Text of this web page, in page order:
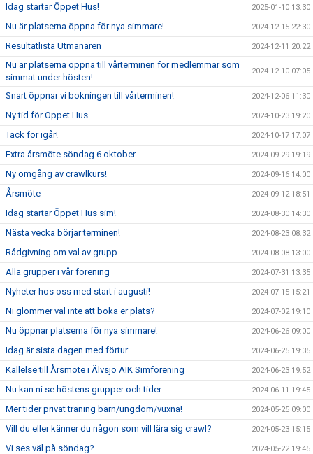
Idag startar Öppet Hus! 2025-01-10 13:30
Nu är platserna öppna för nya simmare! 2024-12-15 22:30
Resultatlista Utmanaren 2024-12-11 20:22
Nu är platserna öppna till vårterminen för medlemmar som
simmat under hösten!
2024-12-10 07:05
Snart öppnar vi bokningen till vårterminen! 2024-12-06 11:30
Ny tid för Öppet Hus 2024-10-23 19:20
Tack för igår! 2024-10-17 17:07
Extra årsmöte söndag 6 oktober 2024-09-29 19:19
Ny omgång av crawlkurs! 2024-09-16 14:00
Årsmöte 2024-09-12 18:51
Idag startar Öppet Hus sim! 2024-08-30 14:30
Nästa vecka börjar terminen! 2024-08-23 08:32
Rådgivning om val av grupp 2024-08-08 13:00
Alla grupper i vår förening 2024-07-31 13:35
Nyheter hos oss med start i augusti! 2024-07-15 15:21
Ni glömmer väl inte att boka er plats? 2024-07-02 19:10
Nu öppnar platserna för nya simmare! 2024-06-26 09:00
Idag är sista dagen med förtur 2024-06-25 19:35
Kallelse till Årsmöte i Älvsjö AIK Simförening 2024-06-23 19:52
Nu kan ni se höstens grupper och tider 2024-06-11 19:45
Mer tider privat träning barn/ungdom/vuxna! 2024-05-25 09:00
Vill du eller känner du någon som vill lära sig crawl? 2024-05-23 15:15
Vi ses väl på söndag? 2024-05-22 19:45